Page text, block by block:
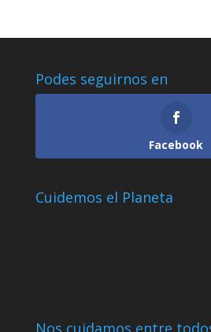
Podes seguirnos en
Facebook
Cuidemos el Planeta
Nos cuidamos entre